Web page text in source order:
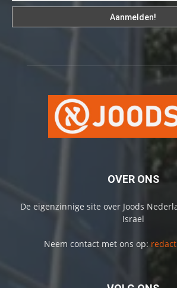
OVER ONS
De eigenzinnige site over Joods
Israel
Neem contact met ons op: